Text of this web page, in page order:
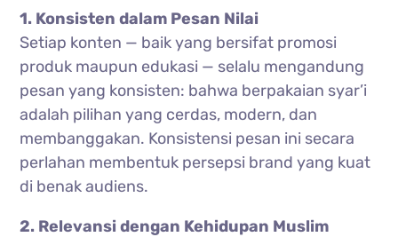
1. Konsisten dalam Pesan Nilai
Setiap konten — baik yang bersifat promosi
produk maupun edukasi — selalu mengandung
pesan yang konsisten: bahwa berpakaian syar’i
adalah pilihan yang cerdas, modern, dan
membanggakan. Konsistensi pesan ini secara
perlahan membentuk persepsi brand yang kuat
di benak audiens.
2. Relevansi dengan Kehidupan Muslim